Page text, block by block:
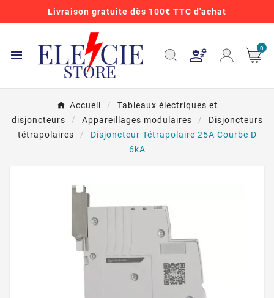
Livraison gratuite dès 100€ TTC d'achat
 0
Accueil
Tableaux électriques et
disjoncteurs
Appareillages modulaires
Disjoncteurs
tétrapolaires
Disjoncteur Tétrapolaire 25A Courbe D
6kA